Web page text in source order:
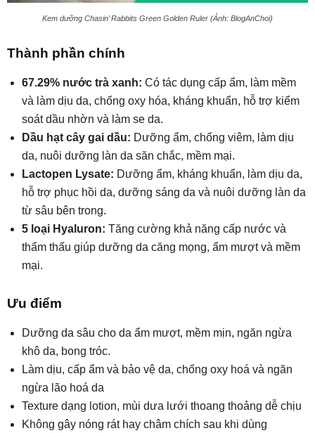
Kem dưỡng Chasin’ Rabbits Green Golden Ruler (Ảnh: BlogAnChoi)
Thành phần chính
67.29% nước trà xanh: Có tác dụng cấp ẩm, làm mềm
và làm dịu da, chống oxy hóa, kháng khuẩn, hỗ trợ kiểm
soát dầu nhờn và làm se da.
Dầu hạt cây gai dầu: Dưỡng ẩm, chống viêm, làm dịu
da, nuôi dưỡng làn da săn chắc, mềm mại.
Lactopen Lysate: Dưỡng ẩm, kháng khuẩn, làm dịu da,
hỗ trợ phục hồi da, dưỡng sáng da và nuôi dưỡng làn da
từ sâu bên trong.
5 loại Hyaluron: Tăng cường khả năng cấp nước và
thẩm thấu giúp dưỡng da căng mọng, ẩm mượt và mềm
mại.
Ưu điểm
Dưỡng da sâu cho da ẩm mượt, mềm mịn, ngăn ngừa
khô da, bong tróc.
Làm dịu, cấp ẩm và bảo vệ da, chống oxy hoá và ngăn
ngừa lão hoá da
Texture dạng lotion, mùi dưa lưới thoang thoảng dễ chịu
Không gây nóng rát hay châm chích sau khi dùng